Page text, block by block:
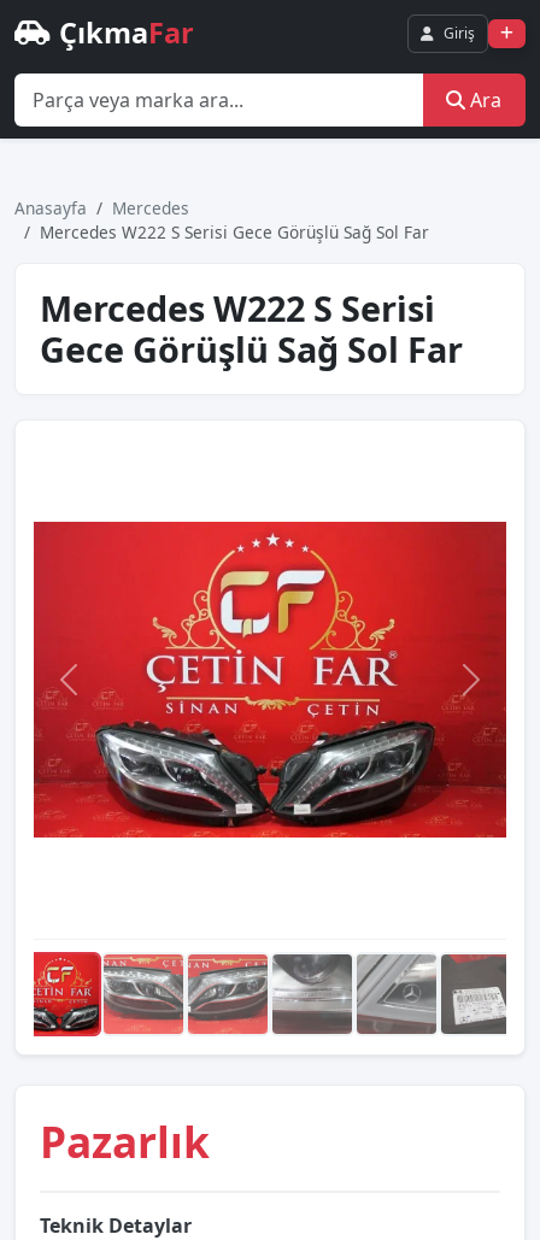
ÇıkmaFar Giriş
Ara
Anasayfa
Mercedes
Mercedes W222 S Seri̇si̇ Gece Görüşlü Sağ Sol Far
Mercedes W222 S Seri̇si̇
Gece Görüşlü Sağ Sol Far
Pazarlık
Teknik Detaylar